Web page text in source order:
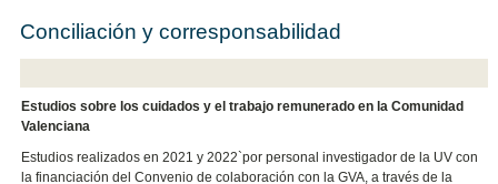
Conciliación y corresponsabilidad
Estudios sobre los cuidados y el trabajo remunerado en la Comunidad
Valenciana
Estudios realizados en 2021 y 2022`por personal investigador de la UV con
la financiación del Convenio de colaboración con la GVA, a través de la